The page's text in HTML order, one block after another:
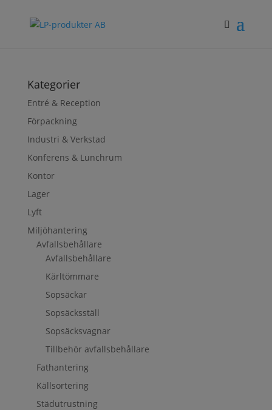
Kategorier
Entré & Reception
Förpackning
Industri & Verkstad
Konferens & Lunchrum
Kontor
Lager
Lyft
Miljöhantering
Avfallsbehållare
Avfallsbehållare
Kärltömmare
Sopsäckar
Sopsäcksställ
Sopsäcksvagnar
Tillbehör avfallsbehållare
Fathantering
Källsortering
Städutrustning